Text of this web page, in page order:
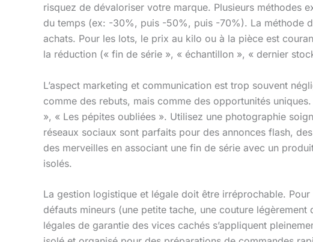
risquez de dévaloriser votre marque. Plusieurs méthodes
du temps (ex: -30%, puis -50%, puis -70%). La méthode
achats. Pour les lots, le prix au kilo ou à la pièce est
la réduction (« fin de série », « échantillon », « dernier
L’aspect marketing et communication est trop souvent
comme des rebuts, mais comme des opportunités
», « Les pépites oubliées ». Utilisez une photographie
réseaux sociaux sont parfaits pour des annonces flash,
des merveilles en associant une fin de série avec un
isolés.
La gestion logistique et légale doit être irréprochable.
défauts mineurs (une petite tache, une couture
légales de garantie des vices cachés s’appliquent